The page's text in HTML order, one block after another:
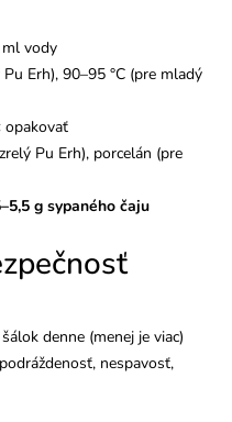
vody
Erh), 90–95 °C (pre mladý
opakovať
Pu Erh), porcelán (pre
g sypaného čaju
denne (menej je viac)
nespavosť,